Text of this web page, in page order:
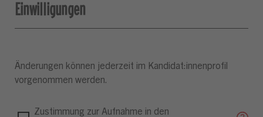
Einwilligungen
Änderungen können jederzeit im Kandidat:innenprofil
vorgenommen werden.
Zustimmung zur Aufnahme in den